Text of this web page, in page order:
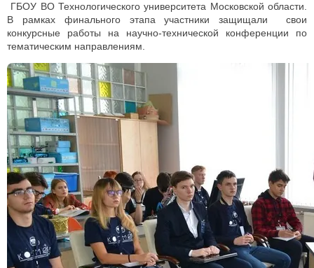
ГБОУ ВО Технологического университета Московской области.
В рамках финального этапа участники защищали свои
конкурсные работы на научно-технической конференции по
тематическим направлениям.